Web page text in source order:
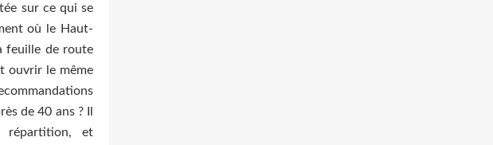
sur ce qui se
où le Haut-
feuille de route
ouvrir le même
de 40 ans ? Il
répartition, et